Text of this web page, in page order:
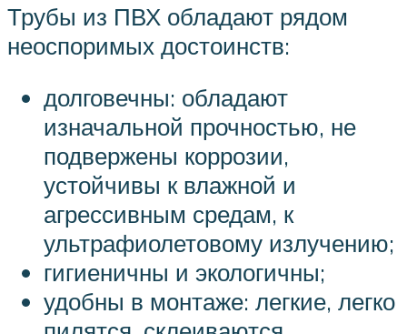
Трубы из ПВХ обладают рядом
неоспоримых достоинств:
долговечны: обладают
изначальной прочностью, не
подвержены коррозии,
устойчивы к влажной и
агрессивным средам, к
ультрафиолетовому излучению;
гигиеничны и экологичны;
удобны в монтаже: легкие, легко